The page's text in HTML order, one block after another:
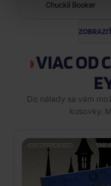
Chuckii Booker
VIAC OD
Do nálady sa vám
kusovky.